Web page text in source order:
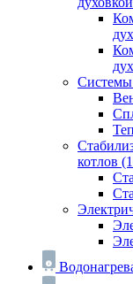
Системы
котлов